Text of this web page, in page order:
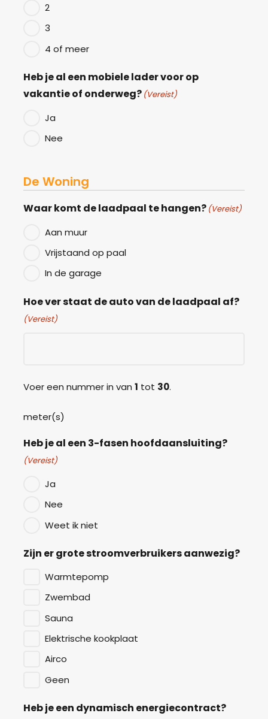
2
3
4 of meer
Heb je al een mobiele lader voor op
vakantie of onderweg? (Vereist)
Ja
Nee
De Woning
Waar komt de laadpaal te hangen? (Vereist)
Aan muur
Vrijstaand op paal
In de garage
Hoe ver staat de auto van de laadpaal af?
(Vereist)
Voer een nummer in van 1 tot 30.
meter(s)
Heb je al een 3-fasen hoofdaansluiting?
(Vereist)
Ja
Nee
Weet ik niet
Zijn er grote stroomverbruikers aanwezig?
Warmtepomp
Zwembad
Sauna
Elektrische kookplaat
Airco
Geen
Heb je een dynamisch energiecontract?